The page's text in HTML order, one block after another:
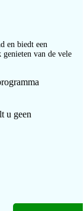
en biedt een
van de vele
u geen